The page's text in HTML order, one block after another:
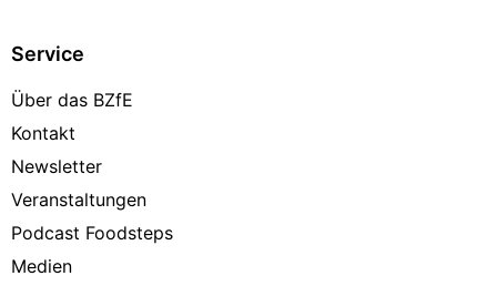
Service
Über das BZfE
Kontakt
Newsletter
Veranstaltungen
Podcast Foodsteps
Medien